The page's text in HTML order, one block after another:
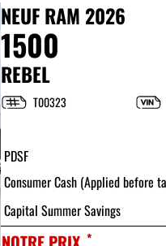
NEUFRAM 2026
1500
REBEL
T00323
PDSF
Consumer Cash (Applied before
Capital Summer Savings
*